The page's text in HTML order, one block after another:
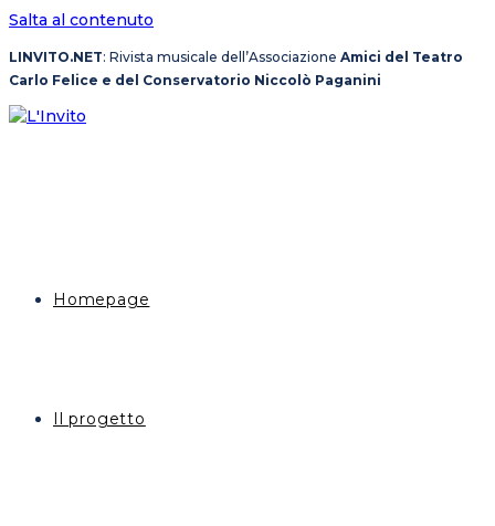
Salta al contenuto
LINVITO.NET: Rivista musicale dell’Associazione Amici del Teatro
Carlo Felice e del Conservatorio Niccolò Paganini
Homepage
Il progetto